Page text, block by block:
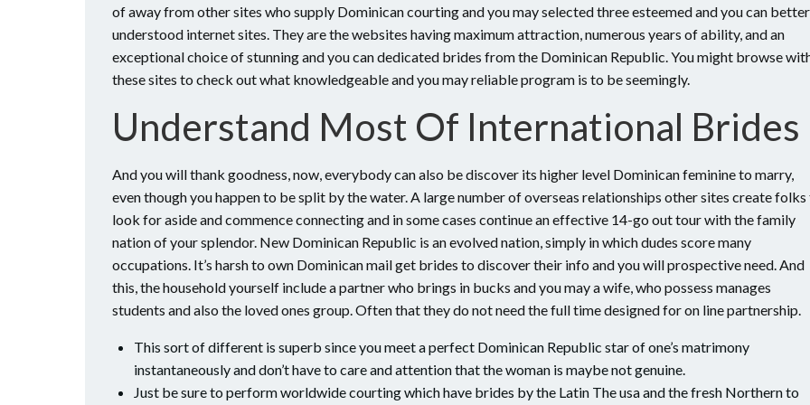
of away from other sites who supply Dominican courting and you may selected three esteemed and you can
understood internet sites. They are the websites having maximum attraction, numerous years of ability, and an
exceptional choice of stunning and you can dedicated brides from the Dominican Republic. You might browse
these sites to check out what knowledgeable and you may reliable program is to be seemingly.
Understand Most Of International Brides
And you will thank goodness, now, everybody can also be discover its higher level Dominican feminine to marry,
even though you happen to be split by the water. A large number of overseas relationships other sites create folks
look for aside and commence connecting and in some cases continue an effective 14-go out tour with the family
nation of your splendor. New Dominican Republic is an evolved nation, simply in which dudes score many
occupations. It’s harsh to own Dominican mail get brides to discover their info and you will prospective need. And
this, the household yourself include a partner who brings in bucks and you may a wife, who possess manages
students and also the loved ones group. Often that they do not need the full time designed for on line partnership.
This sort of different is superb since you meet a perfect Dominican Republic star of one’s matrimony
instantaneously and don’t have to care and attention that the woman is maybe not genuine.
Just be sure to perform worldwide courting which have brides by the Latin The usa and the fresh Northern to